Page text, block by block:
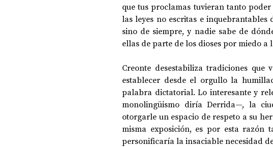
que tus proclamas tuvieran tanto
las leyes no escritas e inquebrantables
sino de siempre, y nadie sabe de
ellas de parte de los dioses por miedo
Creonte desestabiliza tradiciones
establecer desde el orgullo la
palabra dictatorial. Lo interesante y
monolingüismo diría Derrida—, la
otorgarle un espacio de respeto a su
misma exposición, es por esta razón
personificaría la insaciable necesidad